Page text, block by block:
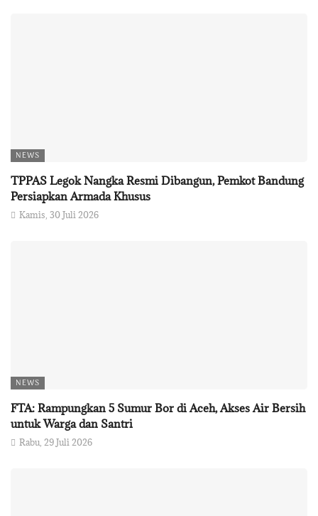
NEWS
TPPAS Legok Nangka Resmi Dibangun, Pemkot Bandung
Persiapkan Armada Khusus
Kamis, 30 Juli 2026
NEWS
FTA: Rampungkan 5 Sumur Bor di Aceh, Akses Air Bersih
untuk Warga dan Santri
Rabu, 29 Juli 2026